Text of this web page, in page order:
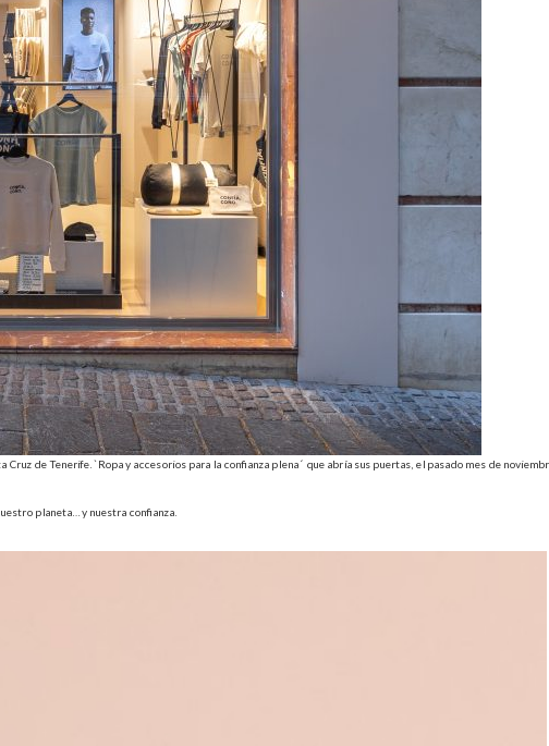
de Tenerife. `Ropa y accesorios para la confianza plena´ que abría sus puertas, el pasado mes de
planeta… y nuestra confianza.